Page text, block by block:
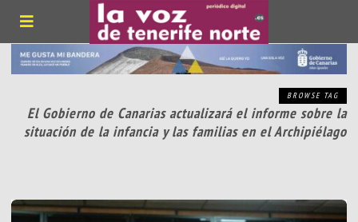
BROWSE TAG
El Gobierno de Canarias actualizará el informe sobre la
situación de la infancia y las familias en el Archipiélago